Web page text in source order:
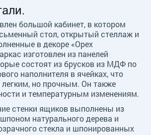
большой кабинет, в котором
стол, открытый стеллаж и
в декоре «Орех
изготовлен из панелей
состоят из брусков из МДФ по
наполнителя в ячейках, что
легким, но прочным. Он также
и температурным изменениям.
стенки ящиков выполнены из
натурального дерева и
стекла и шпонированных